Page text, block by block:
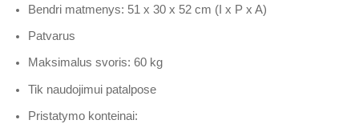
Bendri matmenys: 51 x 30 x 52 cm (I x P x A)
Patvarus
Maksimalus svoris: 60 kg
Tik naudojimui patalpose
Pristatymo konteinai: